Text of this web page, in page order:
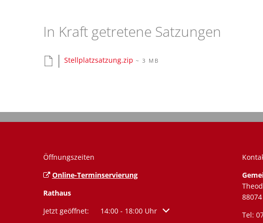
Satzung
Landesbauordnung
(LBO)
In Kraft getretene Satzungen
Stellplatzsatzung.zip ~ 3 MB
Öffnungszeiten
Online-Terminservierung
Rathaus
Klicken, um weitere Öffnungs- oder Schließzeiten auszublenden
Jetzt geöffnet: 14:00 - 18:00 Uhr Von 14:00 bis 18:00 Uhr
Tel: